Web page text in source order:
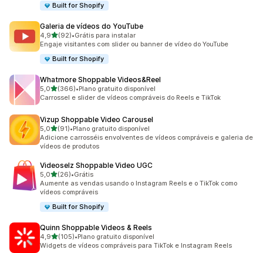
Built for Shopify
Galeria de vídeos do YouTube
4,9de 5 estrelas
(92)
92 avaliações ao todo
•Grátis para instalar
Engaje visitantes com slider ou banner de vídeo do YouTube
Built for Shopify
Whatmore Shoppable Videos&Reel
5,0de 5 estrelas
(366)
366 avaliações ao todo
•Plano gratuito disponível
Carrossel e slider de vídeos compráveis do Reels e TikTok
Vizup Shoppable Video Carousel
5,0de 5 estrelas
(91)
91 avaliações ao todo
•Plano gratuito disponível
Adicione carrosséis envolventes de vídeos compráveis e galeria de
vídeos de produtos
Videoselz Shoppable Video UGC
5,0de 5 estrelas
(26)
26 avaliações ao todo
•Grátis
Aumente as vendas usando o Instagram Reels e o TikTok como
vídeos compráveis
Built for Shopify
Quinn Shoppable Videos & Reels
4,9de 5 estrelas
(105)
105 avaliações ao todo
•Plano gratuito disponível
Widgets de vídeos compráveis para TikTok e Instagram Reels